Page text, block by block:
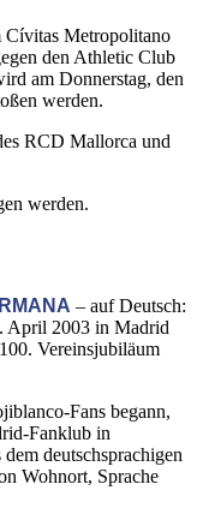
Cívitas Metropolitano
den Athletic Club
am Donnerstag, den
werden.
RCD Mallorca und
werden.
– auf Deutsch:
April 2003 in Madrid
Vereinsjubiläum
Fans begann,
Fanklub in
deutschsprachigen
Wohnort, Sprache